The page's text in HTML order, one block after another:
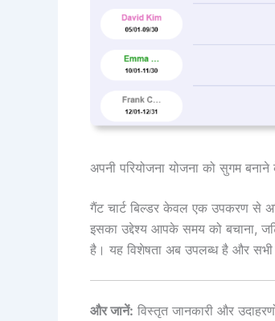
अपनी परियोजना योजना को सुगम
गैंट चार्ट बिल्डर केवल एक उपकरण से
इसका उद्देश्य आपके समय को बचाना,
है। यह विशेषता अब उपलब्ध है और सभी
और जानें: विस्तृत जानकारी और